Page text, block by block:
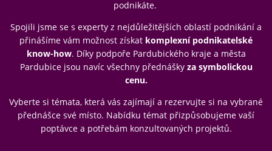
podnikáte.
Spojili jsme se s experty z nejdůležitějších oblastí podnikání a
přinášíme vám možnost získat komplexní podnikatelské
know-how. Díky podpoře Pardubického kraje a města
Pardubice jsou navíc všechny přednášky za symbolickou
cenu.
Vyberte si témata, která vás zajímají a rezervujte si na vybrané
přednášce své místo. Nabídku témat přizpůsobujeme vaší
poptávce a potřebám konzultovaných projektů.